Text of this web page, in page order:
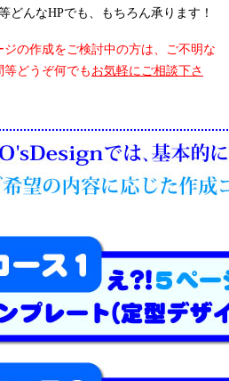
どんなHPでも、もちろん承ります！
ジの作成をご検討中の方は、ご不明な
等どうぞ何でもお気軽にご相談下さ